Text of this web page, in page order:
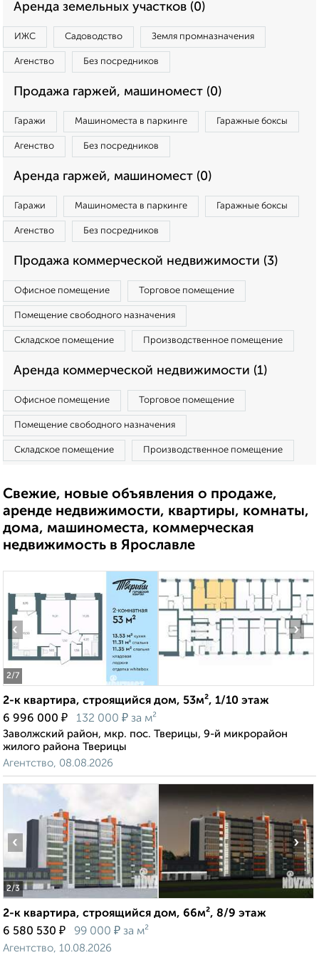
Аренда земельных участков (0)
ИЖС Садоводство Земля промназначения
Агенство Без посредников
Продажа гаржей, машиномест (0)
Гаражи Машиноместа в паркинге Гаражные боксы
Агенство Без посредников
Аренда гаржей, машиномест (0)
Гаражи Машиноместа в паркинге Гаражные боксы
Агенство Без посредников
Продажа коммерческой недвижимости (3)
Офисное помещение Торговое помещение
Помещение свободного назначения
Складское помещение Производственное помещение
Аренда коммерческой недвижимости (1)
Офисное помещение Торговое помещение
Помещение свободного назначения
Складское помещение Производственное помещение
Свежие, новые объявления о продаже,
аренде недвижимости, квартиры, комнаты,
дома, машиноместа, коммерческая
недвижимость в Ярославле
2/7
‹ ›
2-к квартира, строящийся дом, 53м², 1/10 этаж
6 996 000 ₽ 132 000 ₽ за м²
Заволжский район, мкр. пос. Тверицы, 9-й микрорайон
жилого района Тверицы
Агентство, 08.08.2026
2/3
‹ ›
2-к квартира, строящийся дом, 66м², 8/9 этаж
6 580 530 ₽ 99 000 ₽ за м²
Агентство, 10.08.2026